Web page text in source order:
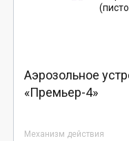
Аэрозольное
«Премьер-4»
Механизм действия